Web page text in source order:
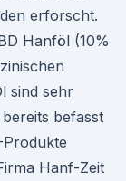
erforscht.
Hanföl (10%
sind sehr
befasst
Produkte
Hanf-Zeit